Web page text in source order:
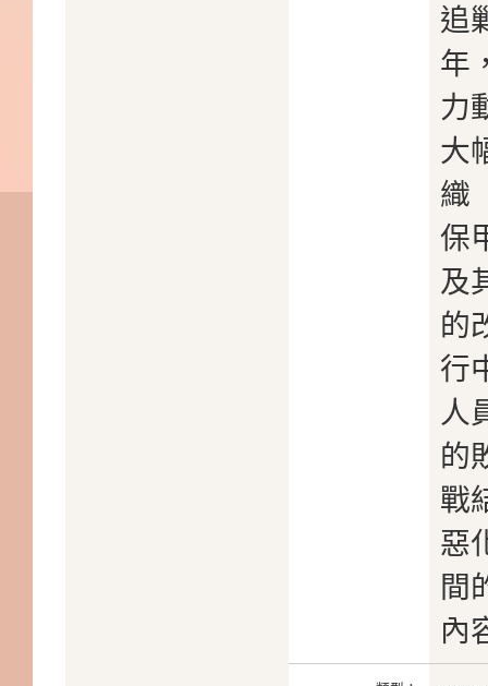
追
年
力
大
織
保
及
的
行
人
的
戰
惡
間
內